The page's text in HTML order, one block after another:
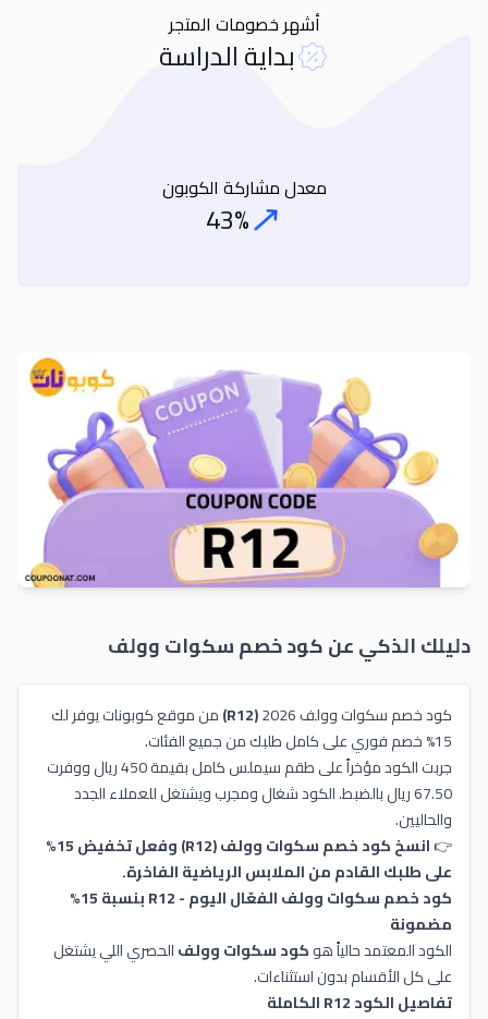
أشهر خصومات المتجر
بداية الدراسة
معدل مشاركة الكوبون
Coupon Share Rate
43%
دليلك الذكي عن كود خصمسكوات وولف
كود خصم سكوات وولف 2026 (R12)
من موقع كوبونات يوفر لك
15% خصم فوري على كامل طلبك من جميع الفئات.
جربت الكود مؤخراً على طقم سيملس كامل بقيمة 450 ريال ووفرت
67.50 ريال بالضبط. الكود شغال ومجرب ويشتغل للعملاء الجدد
والحاليين.
👉
انسخ كود خصم سكوات وولف (R12) وفعل تخفيض 15%
على طلبك القادم من الملابس الرياضية الفاخرة.
كود خصم سكوات وولف الفعّال اليوم - R12 بنسبة 15%
مضمونة
الكود المعتمد حالياً هوكود سكوات وولفالحصري اللي يشتغل
على كل الأقسام بدون استثناءات.
تفاصيل الكود R12 الكاملة